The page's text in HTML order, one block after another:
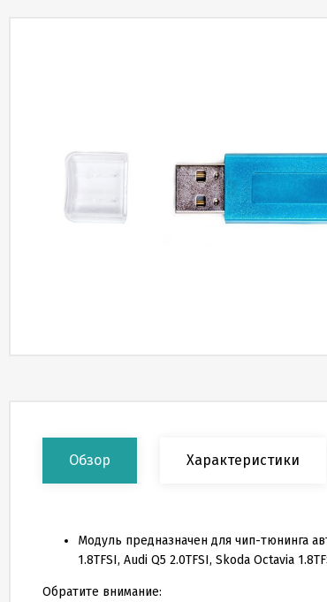
Обзор Характеристики
Модуль предназначен для чип-тюнинга
1.8TFSI, Audi Q5 2.0TFSI, Skoda Octavia
Обратите внимание: